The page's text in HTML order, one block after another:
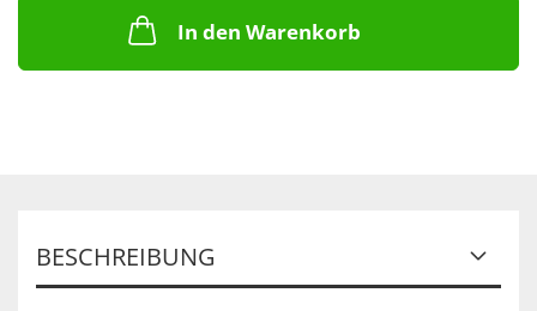
In den Warenkorb
BESCHREIBUNG